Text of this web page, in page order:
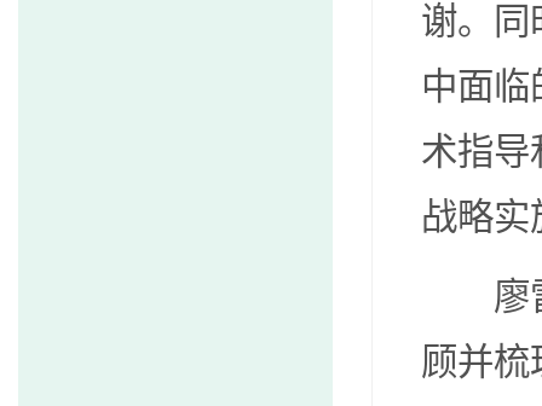
谢。同
中面
术指导
战略
廖雷
顾并梳